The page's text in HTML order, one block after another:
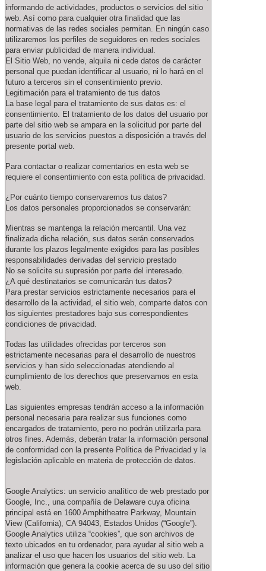
informando de actividades, productos o servicios del sitio
web. Así como para cualquier otra finalidad que las
normativas de las redes sociales permitan. En ningún caso
utilizaremos los perfiles de seguidores en redes sociales
para enviar publicidad de manera individual.
El Sitio Web, no vende, alquila ni cede datos de carácter
personal que puedan identificar al usuario, ni lo hará en el
futuro a terceros sin el consentimiento previo.
Legitimación para el tratamiento de tus datos
La base legal para el tratamiento de sus datos es: el
consentimiento. El tratamiento de los datos del usuario por
parte del sitio web se ampara en la solicitud por parte del
usuario de los servicios puestos a disposición a través del
presente portal web.
Para contactar o realizar comentarios en esta web se
requiere el consentimiento con esta política de privacidad.
¿Por cuánto tiempo conservaremos tus datos?
Los datos personales proporcionados se conservarán:
Mientras se mantenga la relación mercantil. Una vez
finalizada dicha relación, sus datos serán conservados
durante los plazos legalmente exigidos para las posibles
responsabilidades derivadas del servicio prestado
No se solicite su supresión por parte del interesado.
¿A qué destinatarios se comunicarán tus datos?
Para prestar servicios estrictamente necesarios para el
desarrollo de la actividad, el sitio web, comparte datos con
los siguientes prestadores bajo sus correspondientes
condiciones de privacidad.
Todas las utilidades ofrecidas por terceros son
estrictamente necesarias para el desarrollo de nuestros
servicios y han sido seleccionadas atendiendo al
cumplimiento de los derechos que preservamos en esta
web.
Las siguientes empresas tendrán acceso a la información
personal necesaria para realizar sus funciones como
encargados de tratamiento, pero no podrán utilizarla para
otros fines. Además, deberán tratar la información personal
de conformidad con la presente Política de Privacidad y la
legislación aplicable en materia de protección de datos.
Google Analytics: un servicio analítico de web prestado por
Google, Inc., una compañía de Delaware cuya oficina
principal está en 1600 Amphitheatre Parkway, Mountain
View (California), CA 94043, Estados Unidos (“Google”).
Google Analytics utiliza “cookies”, que son archivos de
texto ubicados en tu ordenador, para ayudar al sitio web a
analizar el uso que hacen los usuarios del sitio web. La
información que genera la cookie acerca de su uso del sitio